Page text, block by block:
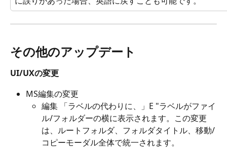
その他のアップデート
UI/UXの変更
MS編集の変更
編集 「ラベルの代わりに、」E "ラベルがファイ
ル/フォルダーの横に表示されます。この変更
は、ルートフォルダ、フォルダタイトル、移動/
コピーモーダル全体で統一されます。